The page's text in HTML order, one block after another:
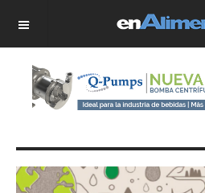
OFF CANVAS